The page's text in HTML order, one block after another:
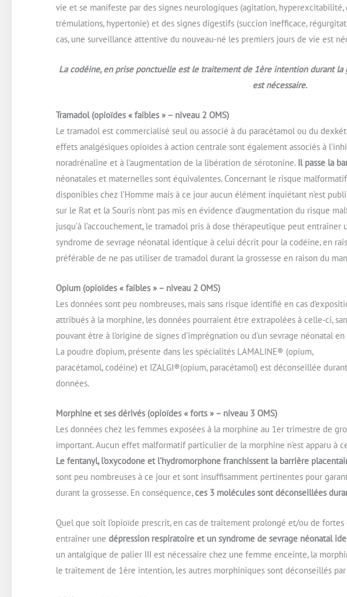
vie et se manifeste par des signes neurologiques (agitation, hyperexcitabilité,
trémulations, hypertonie) et des signes digestifs (succion inefficace,
cas, une surveillance attentive du nouveau-né les premiers jours de vie est
La codéine, en prise ponctuelle est le traitement de 1ère intention durant la
est nécessaire.
Tramadol (opioïdes « faibles » – niveau 2 OMS)
Le tramadol est commercialisé seul ou associé à du paracétamol ou du
effets analgésiques opioïdes à action centrale sont également associés à
noradrénaline et à l’augmentation de la libération de sérotonine. Il passe la
néonatales et maternelles sont équivalentes. Concernant le risque
disponibles chez l’Homme mais à ce jour aucun élément inquiétant n’est
sur le Rat et la Souris n’ont pas mis en évidence d’augmentation du risque
jusqu’à l’accouchement, le tramadol pris à dose thérapeutique peut
syndrome de sevrage néonatal identique à celui décrit pour la codéine, en
préférable de ne pas utiliser de tramadol durant la grossesse en raison du
Opium (opioïdes « faibles » – niveau 2 OMS)
Les données sont peu nombreuses, mais sans risque identifié en cas
attribués à la morphine, les données pourraient être extrapolées à celle-ci,
pouvant être à l’origine de signes d’imprégnation ou d’un sevrage néonatal
La poudre d’opium, présente dans les spécialités LAMALINE® (opium,
paracétamol, codéine) et IZALGI®(opium, paracétamol) est déconseillée
données.
Morphine et ses dérivés (opioïdes « forts » – niveau 3 OMS)
Les données chez les femmes exposées à la morphine au 1er trimestre de
important. Aucun effet malformatif particulier de la morphine n’est apparu à
Le fentanyl, l’oxycodone et l’hydromorphone franchissent la barrière
sont peu nombreuses à ce jour et sont insuffisamment pertinentes pour
durant la grossesse. En conséquence,ces 3 molécules sont déconseillées
Quel que soit l’opioïde prescrit, en cas de traitement prolongé et/ou de fortes
entraîner une dépression respiratoire et un syndrome de sevrage néonatal
un antalgique de palier III est nécessaire chez une femme enceinte, la
le traitement de 1ère intention, les autres morphiniques sont déconseillés